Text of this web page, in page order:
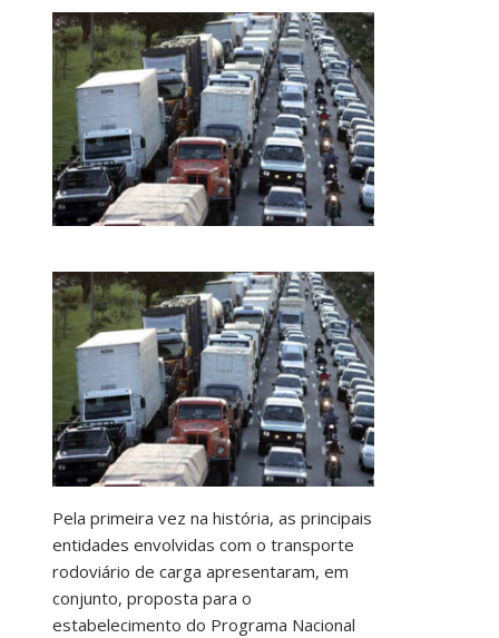
Pela primeira vez na história, as principais
entidades envolvidas com o transporte
rodoviário de carga apresentaram, em
conjunto, proposta para o
estabelecimento do Programa Nacional